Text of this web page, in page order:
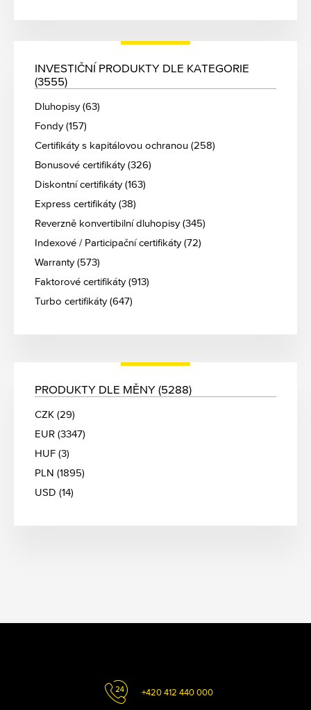
INVESTIČNÍ PRODUKTY DLE KATEGORIE
(3555)
Dluhopisy (63)
Fondy (157)
Certifikáty s kapitálovou ochranou (258)
Bonusové certifikáty (326)
Diskontní certifikáty (163)
Express certifikáty (38)
Reverzně konvertibilní dluhopisy (345)
Indexové / Participační certifikáty (72)
Warranty (573)
Faktorové certifikáty (913)
Turbo certifikáty (647)
PRODUKTY DLE MĚNY (5288)
CZK (29)
EUR (3347)
HUF (3)
PLN (1895)
USD (14)
+420 412 440 000